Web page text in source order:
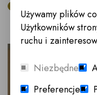
Używamy plików
Użytkowników
ruchu i
Niezbędne
Preferencje